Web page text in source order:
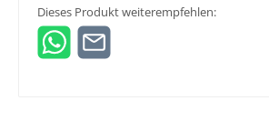
Dieses Produkt weiterempfehlen: